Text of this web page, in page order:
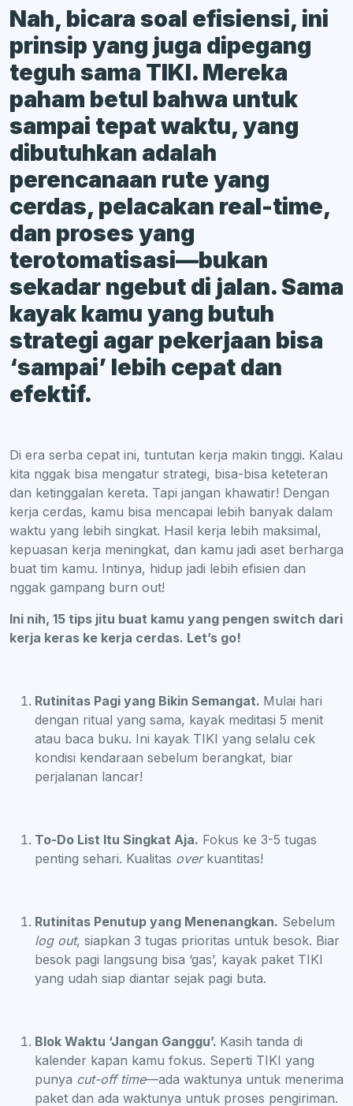
Nah, bicara soal efisiensi, ini
prinsip yang juga dipegang
teguh sama TIKI. Mereka
paham betul bahwa untuk
sampai tepat waktu, yang
dibutuhkan adalah
perencanaan rute yang
cerdas, pelacakan real-time,
dan proses yang
terotomatisasi—bukan
sekadar ngebut di jalan. Sama
kayak kamu yang butuh
strategi agar pekerjaan bisa
‘sampai’ lebih cepat dan
efektif.
Di era serba cepat ini, tuntutan kerja makin tinggi. Kalau
kita nggak bisa mengatur strategi, bisa-bisa keteteran
dan ketinggalan kereta. Tapi jangan khawatir! Dengan
kerja cerdas, kamu bisa mencapai lebih banyak dalam
waktu yang lebih singkat. Hasil kerja lebih maksimal,
kepuasan kerja meningkat, dan kamu jadi aset berharga
buat tim kamu. Intinya, hidup jadi lebih efisien dan
nggak gampang burn out!
Ini nih, 15 tips jitu buat kamu yang pengen switch dari
kerja keras ke kerja cerdas. Let’s go!
Rutinitas Pagi yang Bikin Semangat. Mulai hari
dengan ritual yang sama, kayak meditasi 5 menit
atau baca buku. Ini kayak TIKI yang selalu cek
kondisi kendaraan sebelum berangkat, biar
perjalanan lancar!
To-Do List Itu Singkat Aja. Fokus ke 3-5 tugas
penting sehari. Kualitas overkuantitas!
Rutinitas Penutup yang Menenangkan. Sebelum
log out, siapkan 3 tugas prioritas untuk besok. Biar
besok pagi langsung bisa ‘gas’, kayak paket TIKI
yang udah siap diantar sejak pagi buta.
Blok Waktu ‘Jangan Ganggu’. Kasih tanda di
kalender kapan kamu fokus. Seperti TIKI yang
punya cut-off time—ada waktunya untuk menerima
paket dan ada waktunya untuk proses pengiriman.